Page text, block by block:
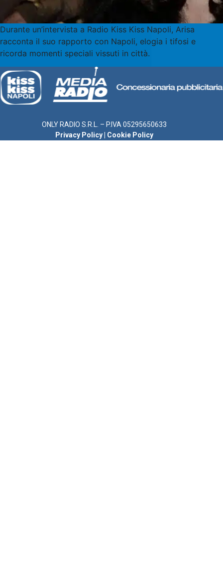
Durante un’intervista a Radio Kiss Kiss Napoli, Arisa
racconta il suo rapporto con Napoli, elogia i tifosi e
ricorda momenti speciali vissuti in città.
ONLY RADIO S.R.L. – P.IVA 05295650633
Privacy Policy
Cookie Policy